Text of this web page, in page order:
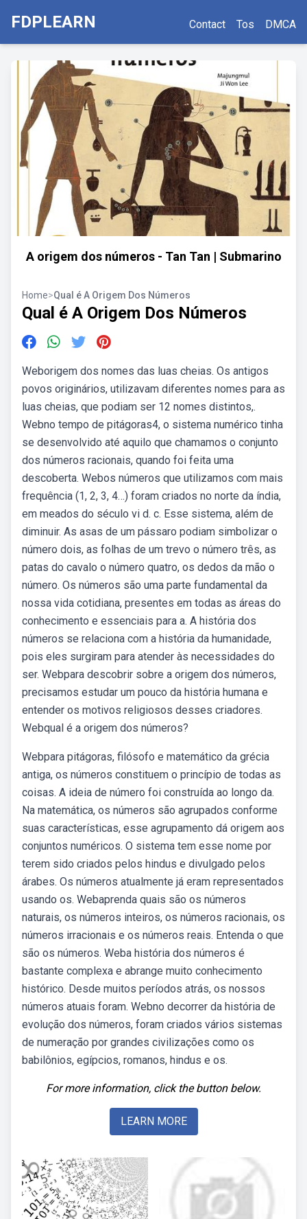
FDPLEARN Contact Tos DMCA
A origem dos números - Tan Tan | Submarino
Home>Qual é A Origem Dos Números
Qual é A Origem Dos Números
Weborigem dos nomes das luas cheias. Os antigos
povos originários, utilizavam diferentes nomes para as
luas cheias, que podiam ser 12 nomes distintos,.
Webno tempo de pitágoras4, o sistema numérico tinha
se desenvolvido até aquilo que chamamos o conjunto
dos números racionais, quando foi feita uma
descoberta. Webos números que utilizamos com mais
frequência (1, 2, 3, 4…) foram criados no norte da índia,
em meados do século vi d. c. Esse sistema, além de
diminuir. As asas de um pássaro podiam simbolizar o
número dois, as folhas de um trevo o número três, as
patas do cavalo o número quatro, os dedos da mão o
número. Os números são uma parte fundamental da
nossa vida cotidiana, presentes em todas as áreas do
conhecimento e essenciais para a. A história dos
números se relaciona com a história da humanidade,
pois eles surgiram para atender às necessidades do
ser. Webpara descobrir sobre a origem dos números,
precisamos estudar um pouco da história humana e
entender os motivos religiosos desses criadores.
Webqual é a origem dos números?
Webpara pitágoras, filósofo e matemático da grécia
antiga, os números constituem o princípio de todas as
coisas. A ideia de número foi construída ao longo da.
Na matemática, os números são agrupados conforme
suas características, esse agrupamento dá origem aos
conjuntos numéricos. O sistema tem esse nome por
terem sido criados pelos hindus e divulgado pelos
árabes. Os números atualmente já eram representados
usando os. Webaprenda quais são os números
naturais, os números inteiros, os números racionais, os
números irracionais e os números reais. Entenda o que
são os números. Weba história dos números é
bastante complexa e abrange muito conhecimento
histórico. Desde muitos períodos atrás, os nossos
números atuais foram. Webno decorrer da história de
evolução dos números, foram criados vários sistemas
de numeração por grandes civilizações como os
babilônios, egípcios, romanos, hindus e os.
For more information, click the button below.
LEARN MORE